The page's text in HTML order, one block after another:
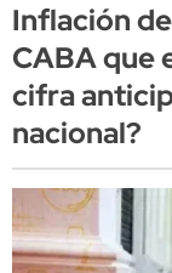
Inflación
CABA que
cifra
nacional?